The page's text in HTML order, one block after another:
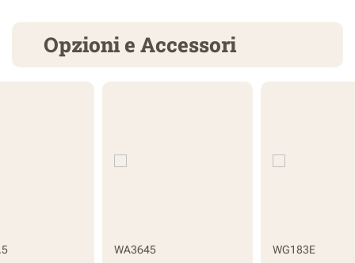
Opzioni e Accessori
WA3645 WG183E